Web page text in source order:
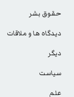
حقوق بشر
دیدگاه ها و ملاقات
دیگر
سیاست
علم